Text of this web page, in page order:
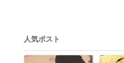
人気ポスト